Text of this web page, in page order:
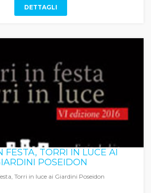
DETTAGLI
FESTA, TORRI IN LUCE AI
POSEIDON
Torri in luce ai Giardini Poseidon